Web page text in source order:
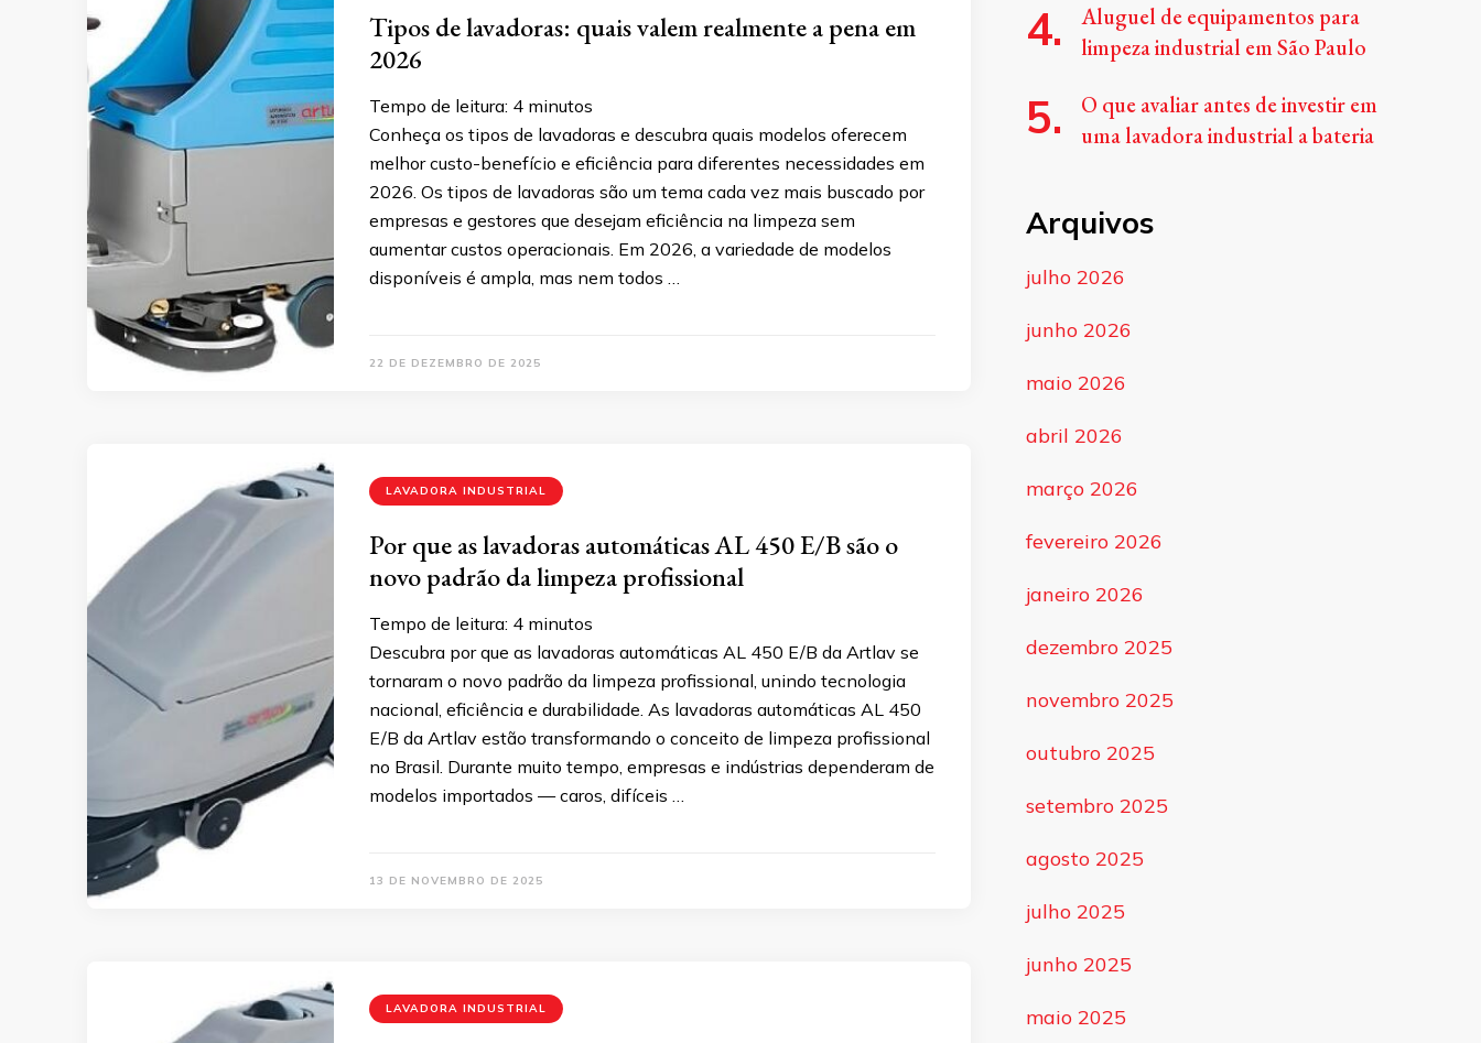
Tipos de lavadoras: quais valem realmente a pena em
2026
Tempo de leitura: 4 minutos
Conheça os tipos de lavadoras e descubra quais modelos oferecem
melhor custo-benefício e eficiência para diferentes necessidades em
2026. Os tipos de lavadoras são um tema cada vez mais buscado por
empresas e gestores que desejam eficiência na limpeza sem
aumentar custos operacionais. Em 2026, a variedade de modelos
disponíveis é ampla, mas nem todos …
22 DE DEZEMBRO DE 2025
LAVADORA INDUSTRIAL
Por que as lavadoras automáticas AL 450 E/B são o
novo padrão da limpeza profissional
Tempo de leitura: 4 minutos
Descubra por que as lavadoras automáticas AL 450 E/B da Artlav se
tornaram o novo padrão da limpeza profissional, unindo tecnologia
nacional, eficiência e durabilidade. As lavadoras automáticas AL 450
E/B da Artlav estão transformando o conceito de limpeza profissional
no Brasil. Durante muito tempo, empresas e indústrias dependeram de
modelos importados — caros, difíceis …
13 DE NOVEMBRO DE 2025
LAVADORA INDUSTRIAL
Aluguel de equipamentos para
limpeza industrial em São Paulo
O que avaliar antes de investir em
uma lavadora industrial a bateria
Arquivos
julho 2026
junho 2026
maio 2026
abril 2026
março 2026
fevereiro 2026
janeiro 2026
dezembro 2025
novembro 2025
outubro 2025
setembro 2025
agosto 2025
julho 2025
junho 2025
maio 2025